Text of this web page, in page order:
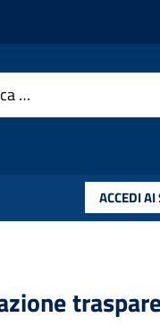
…
ACCEDI